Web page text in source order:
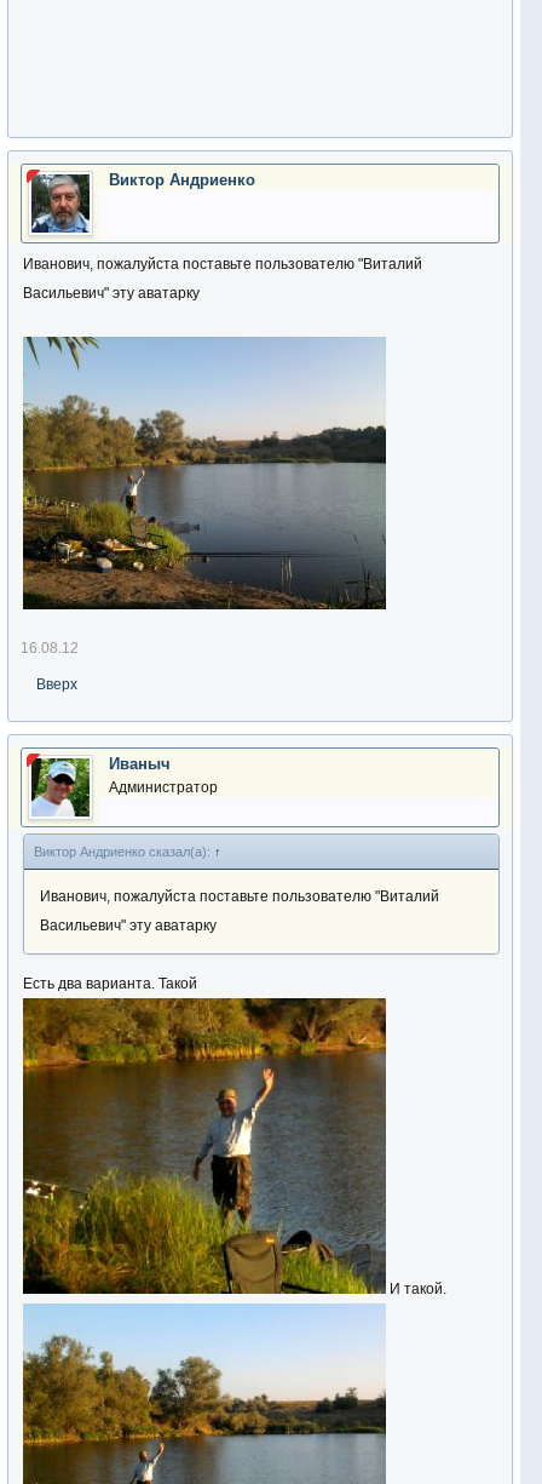
Виктор Андриенко
Иванович, пожалуйста поставьте пользователю "Виталий
Васильевич" эту аватарку
16.08.12
Вверх
Иваныч
Администратор
Виктор Андриенко сказал(а): ↑
Иванович, пожалуйста поставьте пользователю "Виталий
Васильевич" эту аватарку
Есть два варианта. Такой
И такой.